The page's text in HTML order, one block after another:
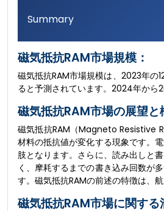
Summary
磁気抵抗RAM市場規模：
磁気抵抗RAM市場規模は、2023年
ると予測されています。2024年から
磁気抵抗RAM市場の展望と
磁気抵抗RAM（Magneto Resistive
材料の抵抗値が変化する現象です。
肢となります。さらに、読み出しと
く、摩耗するまでの書き込み回数が
す。磁気抵抗RAMの前述の特徴は、
磁気抵抗RAM市場に関する